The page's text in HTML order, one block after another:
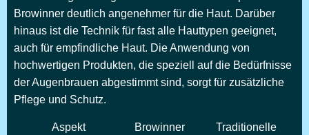
Browinner deutlich angenehmer für die Haut. Darüber
hinaus ist die Technik für fast alle Hauttypen geeignet,
auch für empfindliche Haut. Die Anwendung von
hochwertigen Produkten, die speziell auf die Bedürfnisse
der Augenbrauen abgestimmt sind, sorgt für zusätzliche
Pflege und Schutz.
Aspekt Browinner
Traditionelle